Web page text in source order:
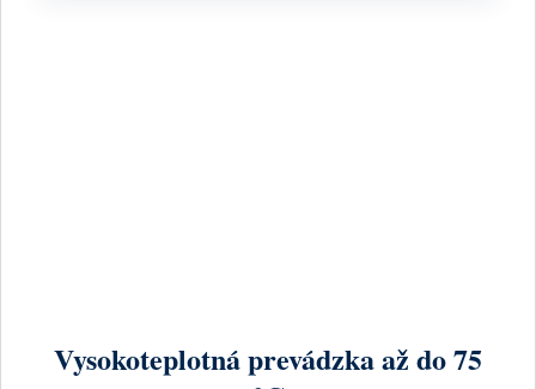
Vysokoteplotná prevádzka až do 75